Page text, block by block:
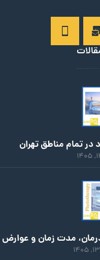
در تمام مناطق تهران
درمان، مدت زمان و عوارض